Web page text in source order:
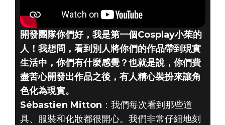
開發團隊你們好，我是第一個Cosplay小茱的
人！我想問，看到別人將你們的作品帶到現實
生活中，你們有什麼感覺？也就是說，你們費
盡苦心開發出作品之後，有人精心裝扮來讓角
色化為現實。
Sébastien Mitton ：我們每次看到那些道
具、服裝和化妝都很開心。我們非常仔細地刻